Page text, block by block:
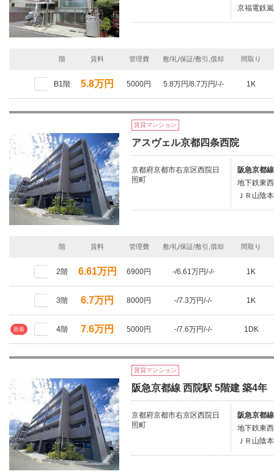
京福電鉄
階 賃料 管理費 敷/礼/保証/敷引,償却 間取り
B1階 5.8万円 5000円 5.8万円/8.7万円/-/- 1K
賃貸マンション
アスヴェル京都四条西院
京都府京都市右京区西院日
照町
阪急京都
地下鉄東
ＪＲ山陰
階 賃料 管理費 敷/礼/保証/敷引,償却 間取り
2階 6.61万円 6900円 -/6.61万円/-/- 1K
3階 6.7万円 8000円 -/7.3万円/-/- 1K
新着 4階 7.6万円 5000円 -/7.6万円/-/- 1DK
賃貸マンション
阪急京都線 西院駅 5階建 築4年
京都府京都市右京区西院日
照町
阪急京都
地下鉄東
ＪＲ山陰